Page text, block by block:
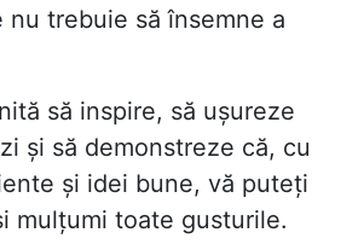
nu trebuie să însemne a
să inspire, să ușureze
și să demonstreze că, cu
și idei bune, vă puteți
mulțumi toate gusturile.